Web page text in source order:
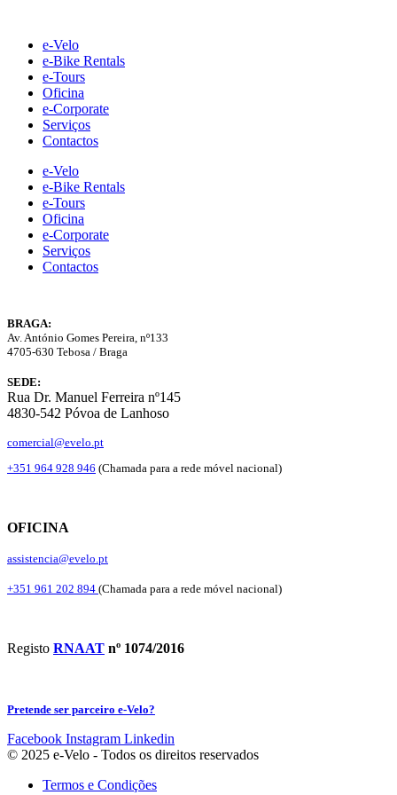
contente-Velo
e-Bike Rentals
e-Tours
Oficina
e-Corporate
Serviços
Contactos
e-Velo
e-Bike Rentals
e-Tours
Oficina
e-Corporate
Serviços
Contactos
BRAGA:
Av. António Gomes Pereira, nº133
4705-630 Tebosa / Braga
SEDE:
Rua Dr. Manuel Ferreira nº145
4830-542 Póvoa de Lanhoso
comercial@evelo.pt
+351 964 928 946 (Chamada para a rede móvel nacional)
OFICINA
assistencia@evelo.pt
+351 961 202 894 (Chamada para a rede móvel nacional)
Registo RNAAT nº 1074/2016
Pretende ser parceiro e-Velo?
Facebook Instagram Linkedin
© 2025 e-Velo - Todos os direitos reservados
Termos e Condições